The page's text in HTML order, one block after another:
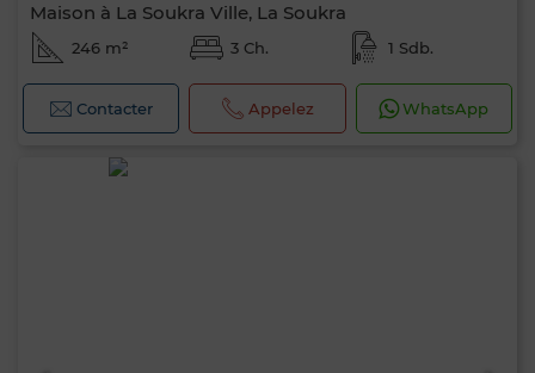
Maison à La Soukra Ville, La Soukra
246 m² 3 Ch. 1 Sdb.
Contacter Appelez WhatsApp